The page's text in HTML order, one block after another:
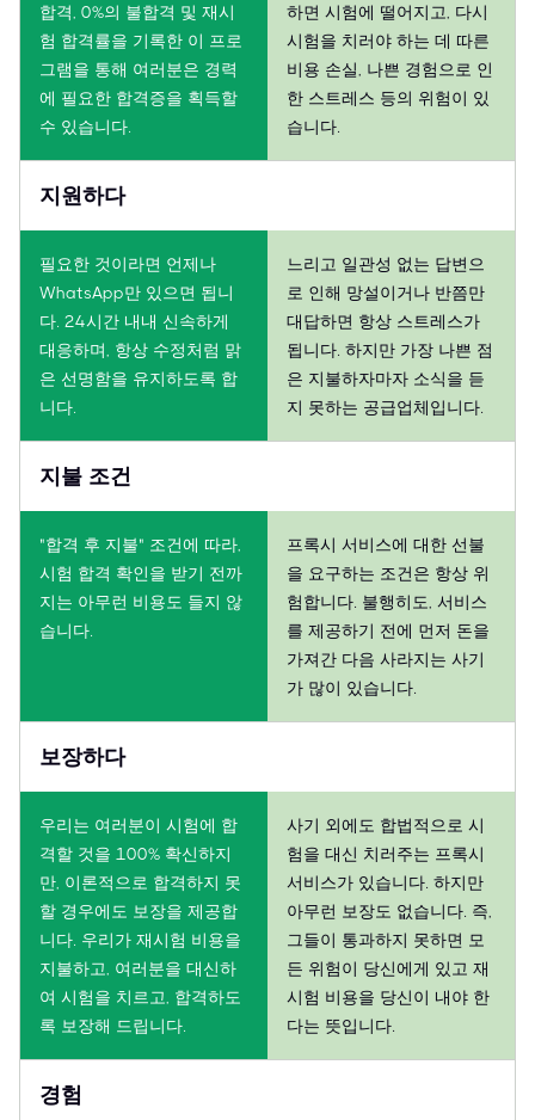
합격, 0%의 불합격 및 재시
험 합격률을 기록한 이 프로
그램을 통해 여러분은 경력
에 필요한 합격증을 획득할
수 있습니다.
하면 시험에 떨어지고, 다시
시험을 치러야 하는 데 따른
비용 손실, 나쁜 경험으로 인
한 스트레스 등의 위험이 있
습니다.
지원하다
필요한 것이라면 언제나
WhatsApp만 있으면 됩니
다. 24시간 내내 신속하게
대응하며, 항상 수정처럼 맑
은 선명함을 유지하도록 합
니다.
느리고 일관성 없는 답변으
로 인해 망설이거나 반쯤만
대답하면 항상 스트레스가
됩니다. 하지만 가장 나쁜 점
은 지불하자마자 소식을 듣
지 못하는 공급업체입니다.
지불 조건
"합격 후 지불" 조건에 따라,
시험 합격 확인을 받기 전까
지는 아무런 비용도 들지 않
습니다.
프록시 서비스에 대한 선불
을 요구하는 조건은 항상 위
험합니다. 불행히도, 서비스
를 제공하기 전에 먼저 돈을
가져간 다음 사라지는 사기
가 많이 있습니다.
보장하다
우리는 여러분이 시험에 합
격할 것을 100% 확신하지
만, 이론적으로 합격하지 못
할 경우에도 보장을 제공합
니다. 우리가 재시험 비용을
지불하고, 여러분을 대신하
여 시험을 치르고, 합격하도
록 보장해 드립니다.
사기 외에도 합법적으로 시
험을 대신 치러주는 프록시
서비스가 있습니다. 하지만
아무런 보장도 없습니다. 즉,
그들이 통과하지 못하면 모
든 위험이 당신에게 있고 재
시험 비용을 당신이 내야 한
다는 뜻입니다.
경험